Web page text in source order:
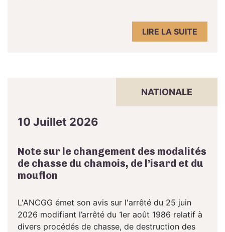
LIRE LA SUITE
NATIONALE
10 Juillet 2026
Note sur le changement des modalités
de chasse du chamois, de l’isard et du
mouflon
L'ANCGG émet son avis sur l'arrêté du 25 juin
2026 modifiant l’arrêté du 1er août 1986 relatif à
divers procédés de chasse, de destruction des